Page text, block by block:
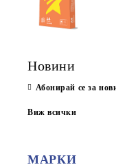
Новини
Абонирай се за
Виж всички
МАРКИ